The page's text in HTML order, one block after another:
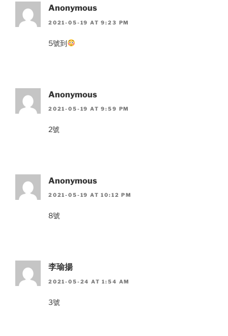
Anonymous
2021-05-19 AT 9:23 PM
5號到
Anonymous
2021-05-19 AT 9:59 PM
2號
Anonymous
2021-05-19 AT 10:12 PM
8號
李瑜揚
2021-05-24 AT 1:54 AM
3號